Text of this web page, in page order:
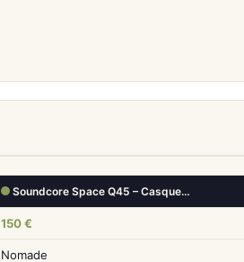
Soundcore Space Q45 – Casque…
150 €
Nomade